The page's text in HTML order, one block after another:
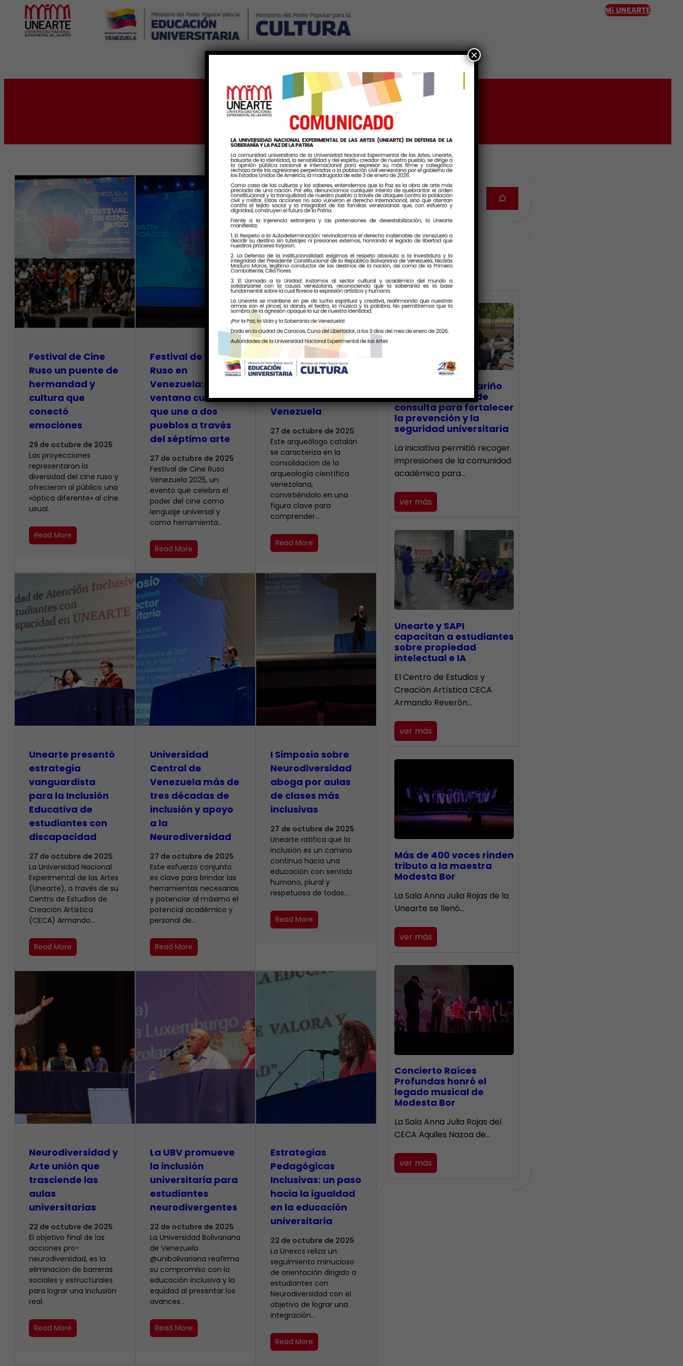
Mi UNEARTE
Ingreso
Etiqueta:ClaseMagistral
Festival de Cine
Ruso un puente de
hermandad y
cultura que
conectó
emociones
29 de octubre de 2025
Las proyecciones
representaron la
diversidad del cine ruso y
ofrecieron al público una
«óptica diferente» al cine
usual.
Read More
Festival de Cine
Ruso en
Venezuela: una
ventana cultural
que une a dos
pueblos a través
del séptimo arte
27 de octubre de 2025
Festival de Cine Ruso
Venezuela 2025, un
evento que celebra el
poder del cine como
lenguaje universal y
como herramienta…
Read More
José María
Cruxent el padre
científica en
Venezuela
27 de octubre de 2025
Este arqueólogo catalán
se caracteriza en la
consolidación de la
arqueología científica
venezolana,
convirtiéndolo en una
figura clave para
comprender…
Read More
Unearte presentó
estrategia
vanguardista
para la Inclusión
Educativa de
estudiantes con
discapacidad
27 de octubre de 2025
​La Universidad Nacional
Experimental de las Artes
(Unearte), a través de su
Centro de Estudios de
Creación Artística
(CECA) Armando…
Read More
Universidad
Central de
Venezuela más de
tres décadas de
inclusión y apoyo
a la
Neurodiversidad
27 de octubre de 2025
Este esfuerzo conjunto
es clave para brindar las
herramientas necesarias
y potenciar al máximo el
potencial académico y
personal de…
Read More
I Simposio sobre
Neurodiversidad
aboga por aulas
de clases más
inclusivas
27 de octubre de 2025
Unearte ratifica que la
inclusión es un camino
continuo hacia una
educación con sentido
humano, plural y
respetuosa de todas…
Read More
Neurodiversidad y
Arte unión que
trasciende las
aulas
universitarias
22 de octubre de 2025
El objetivo final de las
acciones pro-
neurodiversidad, es la
eliminación de barreras
sociales y estructurales
para lograr una inclusión
real.
Read More
La UBV promueve
la inclusión
universitaria para
estudiantes
neurodivergentes
22 de octubre de 2025
​La Universidad Bolivariana
de Venezuela
@unibolivariana reafirma
su compromiso con la
educación inclusiva y la
equidad al presentar los
avances…
Read More
Estrategias
Pedagógicas
Inclusivas: un paso
hacia la igualdad
en la educación
universitaria
22 de octubre de 2025
La Unexcs reliza un
seguimiento minucioso
de orientación dirigido a
estudiantes con
Neurodiversidad con el
objetivo de lograr una
integración…
Read More
Últimas Noticias
CECA Santiago Mariño
impulsó jornada de
consulta para fortalecer
la prevención y la
seguridad universitaria
La iniciativa permitió recoger
impresiones de la comunidad
académica para…
ver más
Unearte y SAPI
capacitan a estudiantes
sobre propiedad
intelectual e IA
El Centro de Estudios y
Creación Artística CECA
Armando Reverón…
ver más
Más de 400 voces rinden
tributo a la maestra
Modesta Bor
​La Sala Anna Julia Rojas de la
Unearte se llenó…
ver más
​Concierto Raíces
Profundas honró el
legado musical de
Modesta Bor
La Sala Anna Julia Rojas del
CECA Aquiles Nazoa de…
ver más
×